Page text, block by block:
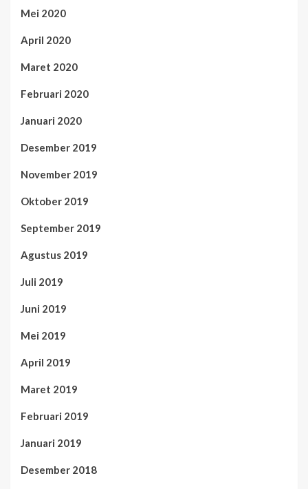
Mei 2020
April 2020
Maret 2020
Februari 2020
Januari 2020
Desember 2019
November 2019
Oktober 2019
September 2019
Agustus 2019
Juli 2019
Juni 2019
Mei 2019
April 2019
Maret 2019
Februari 2019
Januari 2019
Desember 2018